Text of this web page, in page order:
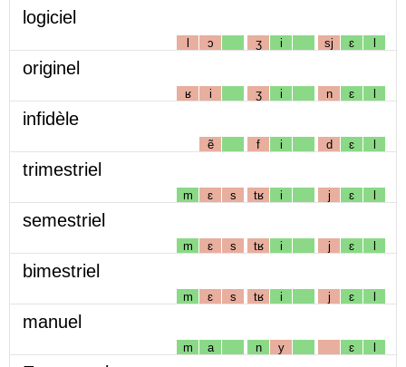
logiciel
l ɔ ʒ i sj ɛ l
originel
ʁ i ʒ i n ɛ l
infidèle
ẽ f i d ɛ l
trimestriel
m ɛ s tʁ i j ɛ l
semestriel
m ɛ s tʁ i j ɛ l
bimestriel
m ɛ s tʁ i j ɛ l
manuel
m a n y ɛ l